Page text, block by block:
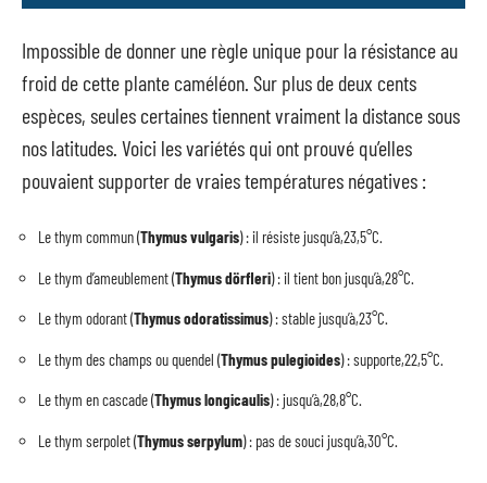
Impossible de donner une règle unique pour la résistance au
froid de cette plante caméléon. Sur plus de deux cents
espèces, seules certaines tiennent vraiment la distance sous
nos latitudes. Voici les variétés qui ont prouvé qu’elles
pouvaient supporter de vraies températures négatives :
Le thym commun (Thymus vulgaris) : il résiste jusqu’à,23,5°C.
Le thym d’ameublement (Thymus dörfleri) : il tient bon jusqu’à,28°C.
Le thym odorant (Thymus odoratissimus) : stable jusqu’à,23°C.
Le thym des champs ou quendel (Thymus pulegioides) : supporte,22,5°C.
Le thym en cascade (Thymus longicaulis) : jusqu’à,28,8°C.
Le thym serpolet (Thymus serpylum) : pas de souci jusqu’à,30°C.